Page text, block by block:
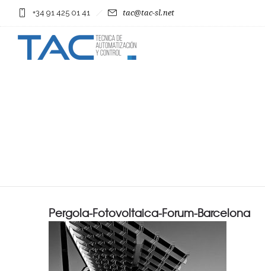
+34 91 425 01 41 tac@tac-sl.net
Pergola-Fotovoltaica-Forum-Barcelona